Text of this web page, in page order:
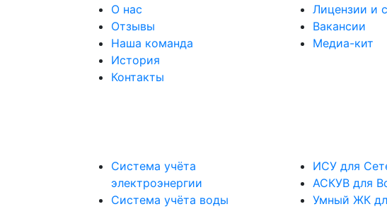
О нас
Отзывы
Наша команда
История
Контакты
Лицензии и
Вакансии
Медиа-кит
Система учёта
электроэнергии
Система учёта воды
ИСУ для
АСКУВ для
Умный ЖК